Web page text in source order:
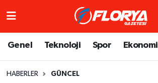
Genel Teknoloji Spor Ekonomi
HABERLER GÜNCEL
Trafik Durumu